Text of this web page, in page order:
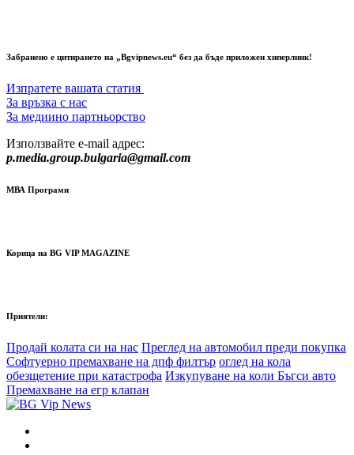
Забранено е цитирането на „Bgvipnews.eu“ без да бъде приложен хиперлинк!
Изпратете вашата статия
За връзка с нас
За медиино партньорство
Използвайте e-mail адрес:
p.media.group.bulgaria@gmail.com
МВА Програми
Корица на BG VIP MAGAZINE
Приятели:
Продай колата си на нас Преглед на автомобил преди покупка
Софтуерно премахване на дпф филтър оглед на кола
обезщетение при катастрофа Изкупуване на коли Бъгси авто
Премахване на егр клапан